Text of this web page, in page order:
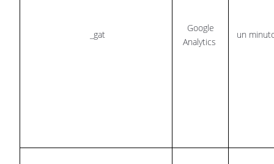
_gat
Google
Analytics
un